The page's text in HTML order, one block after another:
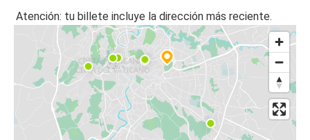
Atención: tu billete incluye la dirección más reciente.